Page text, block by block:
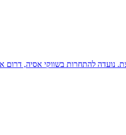
על פלטפורמת ה‑208, אך מוארכת במקצת. נועדה